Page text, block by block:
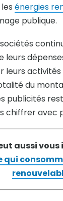
énergies
publique.
leurs
leurs activités
du
publicités
chiffrer avec
aussi vous
qui